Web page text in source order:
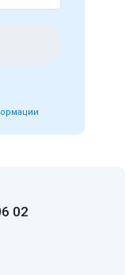
02